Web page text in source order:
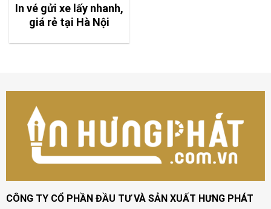
In vé gửi xe lấy nhanh,
giá rẻ tại Hà Nội
CÔNG TY CỔ PHẦN ĐẦU TƯ VÀ SẢN XUẤT HƯNG PHÁT